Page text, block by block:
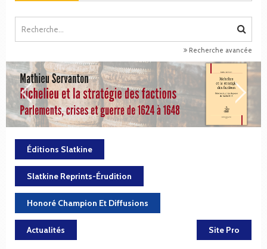
Recherche avancée
Éditions Slatkine
Slatkine Reprints-Érudition
Honoré Champion Et Diffusions
Actualités Site Pro